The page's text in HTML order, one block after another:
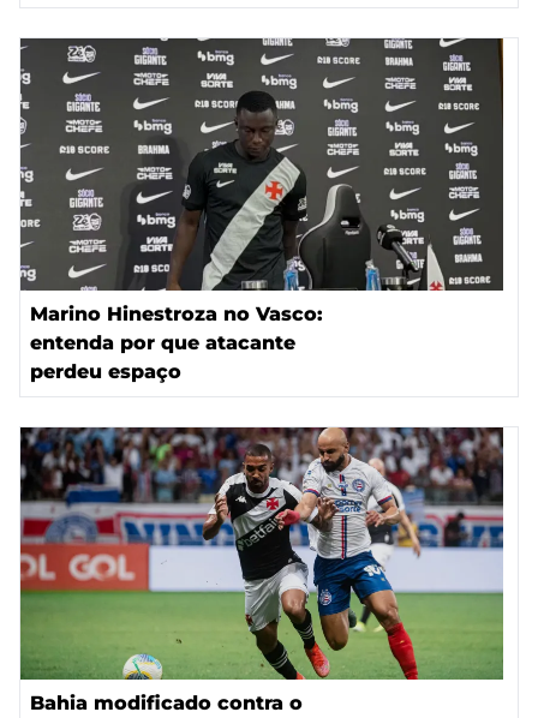
Marino Hinestroza no Vasco:
entenda por que atacante
perdeu espaço
Bahia modificado contra o